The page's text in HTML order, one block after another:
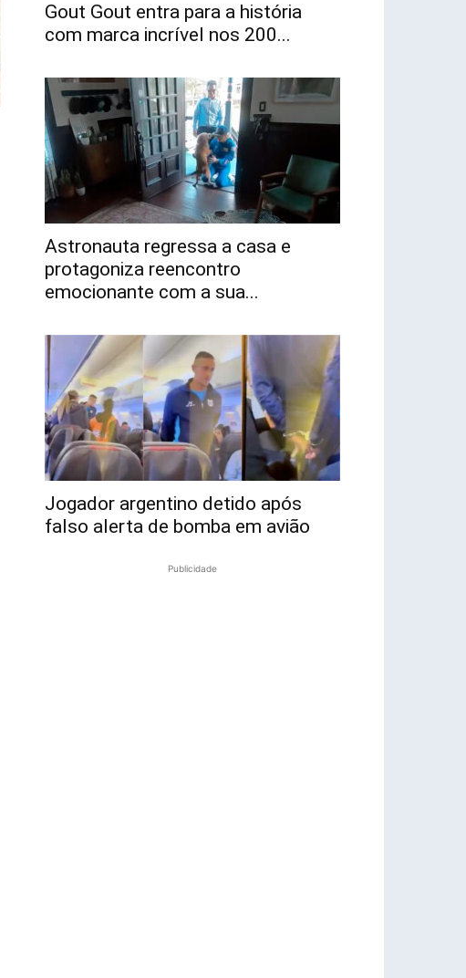
Gout Gout entra para a história
com marca incrível nos 200...
Astronauta regressa a casa e
protagoniza reencontro
emocionante com a sua...
Jogador argentino detido após
falso alerta de bomba em avião
Publicidade